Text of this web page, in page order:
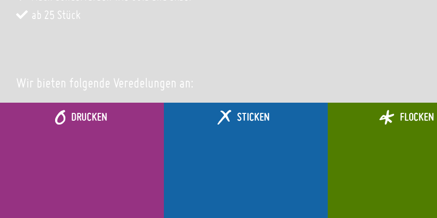
ab 25 Stück
Wir bieten folgende Veredelungen an:
DRUCKEN STICKEN FLOCKEN